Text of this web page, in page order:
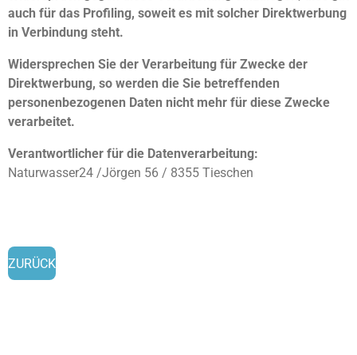
auch für das Profiling, soweit es mit solcher Direktwerbung
in Verbindung steht.
Widersprechen Sie der Verarbeitung für Zwecke der
Direktwerbung, so werden die Sie betreffenden
personenbezogenen Daten nicht mehr für diese Zwecke
verarbeitet.
Verantwortlicher für die Datenverarbeitung:
Naturwasser24 /Jörgen 56 / 8355 Tieschen
ZURÜCK